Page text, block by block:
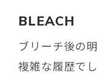
BLEACH
ブリーチ後の
複雑な履歴で